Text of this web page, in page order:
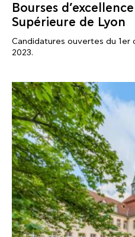
Bourses
Supérieure de Lyon
Candidatures ouvertes du 1er
2023.